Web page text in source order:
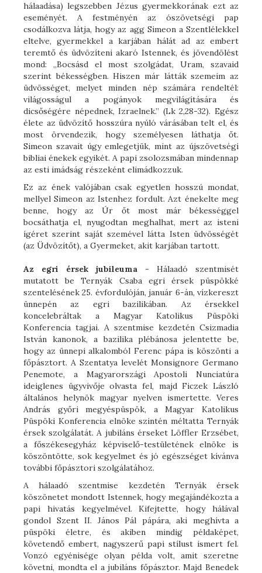
hálaadása) legszebben Jézus gyermekkorának ezt az
eseményét. A festményén az ószövetségi pap
csodálkozva látja, hogy az agg Simeon a Szentlélekkel
eltelve, gyermekkel a karjában hálát ad az embert
teremtő és üdvözíteni akaró Istennek, és jövendölést
mond: „Bocsásd el most szolgádat, Uram, szavaid
szerint békességben. Hiszen már látták szemeim az
üdvösséget, melyet minden nép számára rendeltél:
világosságul a pogányok megvilágítására és
dicsőségére népednek, Izraelnek.” (Lk 2,28-32). Egész
élete az üdvözítő hosszúra nyúló várásában telt el, és
most örvendezik, hogy személyesen láthatja őt.
Simeon szavait úgy emlegetjük, mint az újszövetségi
bibliai énekek egyikét. A papi zsolozsmában mindennap
az esti imádság részeként elimádkozzuk.
Ez az ének valójában csak egyetlen hosszú mondat,
mellyel Simeon az Istenhez fordult. Azt énekelte meg
benne, hogy az Úr őt most már békességgel
bocsáthatja el, nyugodtan meghalhat, mert az isteni
ígéret szerint saját szemével látta Isten üdvösségét
(az Üdvözítőt), a Gyermeket, akit karjában tartott.
Az egri érsek jubileuma - Hálaadó szentmisét
mutatott be Ternyák Csaba egri érsek püspökké
szentelésének 25. évfordulóján, január 6-án, vízkereszt
ünnepén az egri bazilikában. Az érsekkel
koncelebráltak a Magyar Katolikus Püspöki
Konferencia tagjai. A szentmise kezdetén Csizmadia
István kanonok, a bazilika plébánosa jelentette be,
hogy az ünnepi alkalomból Ferenc pápa is köszönti a
főpásztort. A Szentatya levelét Monsignore Germano
Penemote, a Magyarországi Apostoli Nunciatúra
ideiglenes ügyvivője olvasta fel, majd Ficzek László
általános helynök magyar nyelven ismertette. Veres
András győri megyéspüspök, a Magyar Katolikus
Püspöki Konferencia elnöke szintén méltatta Ternyák
érsek szolgálatát. A jubiláns érseket Löffler Erzsébet,
a főszékesegyház képviselő-testületének elnöke is
köszöntötte, sok kegyelmet és jó egészséget kívánva
további főpásztori szolgálatához.
A hálaadó szentmise kezdetén Ternyák érsek
köszönetet mondott Istennek, hogy megajándékozta a
papi hivatás kegyelmével. Kifejtette, hogy hálával
gondol Szent II. János Pál pápára, aki meghívta a
püspöki életre, és akiben mindig példaképet,
követendő embert, nagyszerű papi stílust ismert fel.
Vonzó egyénisége olyan példa volt, amit szeretne
követni, mondta el a jubiláns főpásztor. Majd Benedek